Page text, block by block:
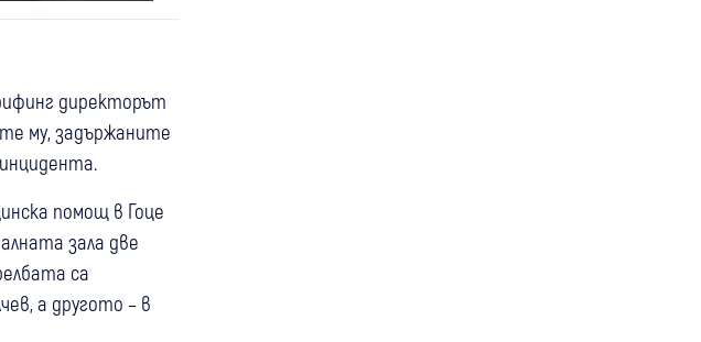
директорът
му, задържаните
помощ в Гоце
зала две
са
а другото – в